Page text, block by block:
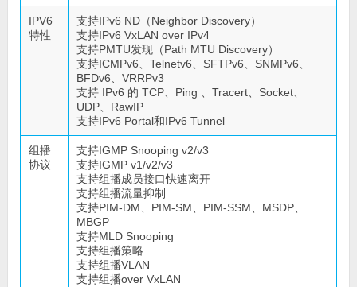
IPV6
特性
支持IPv6 ND（Neighbor Discovery）
支持IPv6 VxLAN over IPv4
支持PMTU发现（Path MTU Discovery）
支持ICMPv6、Telnetv6、SFTPv6、SNMPv6、
BFDv6、VRRPv3
支持 IPv6 的 TCP、Ping 、Tracert、Socket、
UDP、RawIP
支持IPv6 Portal和IPv6 Tunnel
组播
协议
支持IGMP Snooping v2/v3
支持IGMP v1/v2/v3
支持组播成员接口快速离开
支持组播流量抑制
支持PIM-DM、PIM-SM、PIM-SSM、MSDP、
MBGP
支持MLD Snooping
支持组播策略
支持组播VLAN
支持组播over VxLAN